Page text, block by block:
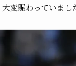
変賑わっていまし